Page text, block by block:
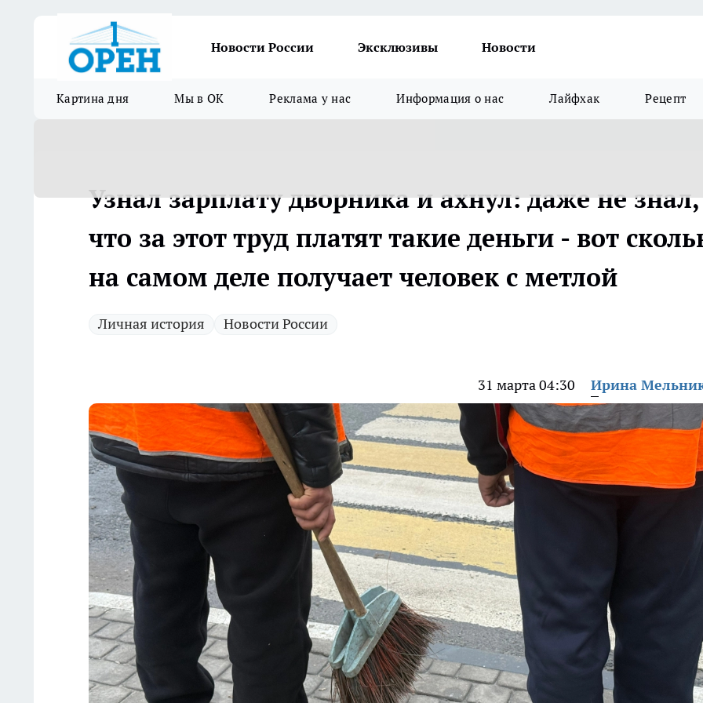
Новости России Эксклюзивы Новости
Картина дня Мы в ОК Реклама у нас Информация о нас Лайфхак Рецепт
Узнал зарплату дворника и ахнул: даже не знал,
что за этот труд платят такие деньги - вот
на самом деле получает человек с метлой
Личная история Новости России
31 марта 04:30 Ирина